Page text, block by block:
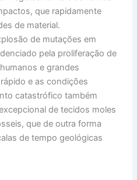
que rapidamente
de material.
de mutações em
pela proliferação de
e grandes
e as condições
catastrófico também
de tecidos moles
que de outra forma
de tempo geológicas